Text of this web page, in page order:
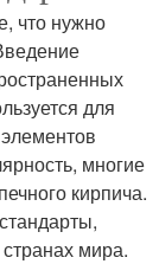
что нужно
для
многие
кирпича.
мира.